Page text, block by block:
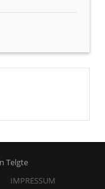
Telgte
IMPRESSUM